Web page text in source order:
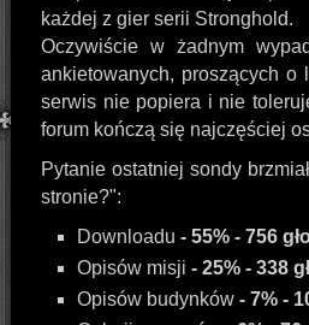
każdej z gier serii Stronghold.
Oczywiście w żadnym
ankietowanych, proszących o
serwis nie popiera i nie
forum kończą się najczęściej
Pytanie ostatniej sondy
stronie?":
Downloadu - 55% - 756
Opisów misji - 25% - 338
Opisów budynków - 7% -